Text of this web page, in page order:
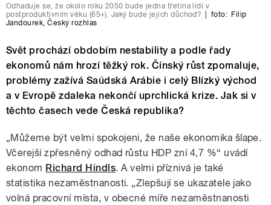
Odhaduje se, že okolo roku 2050 bude jedna třetina lidí v
postproduktivním věku (65+). Jaký bude jejich důchod?
foto: Filip
Jandourek,Český rozhlas
Svět prochází obdobím nestability a podle řady
ekonomů nám hrozí těžký rok. Čínský růst zpomaluje,
problémy zažívá Saúdská Arábie i celý Blízký východ
a v Evropě zdaleka nekončí uprchlická krize. Jak si v
těchto časech vede Česká republika?
„Můžeme být velmi spokojeni, že naše ekonomika šlape.
Včerejší zpřesněný odhad růstu HDP zní 4,7 %“ uvádí
ekonom Richard Hindls. A velmi příznivá je také
statistika nezaměstnanosti. „Zlepšují se ukazatele jako
volná pracovní místa, v obecné míře nezaměstnanosti